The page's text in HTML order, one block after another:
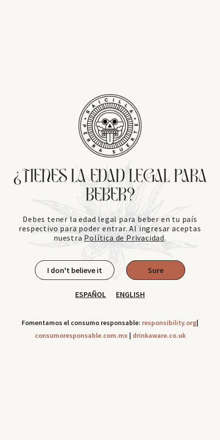
¿TIENES LA EDAD LEGAL PARA
BEBER?
Debes tener la edad legal para beber en tu país
respectivo para poder entrar. Al ingresar aceptas
nuestra Política de Privacidad.
I don't believe it Sure
ESPAÑOL ENGLISH
Fomentamos el consumo responsable: responsibility.org|
consumoresponsable.com.mx| drinkaware.co.uk